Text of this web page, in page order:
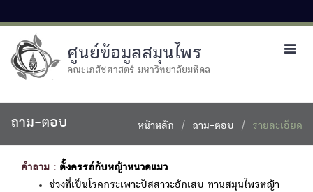
ศูนย์ข้อมูลสมุนไพร
คณะเภสัชศาสตร์ มหาวิทยาลัยมหิดล
ถาม-ตอบ หน้าหลัก ถาม-ตอบ รายละเอียด
คำถาม : ตั้งครรภ์กับหญ้าหนวดแมว
ช่วงที่เป็นโรคกระเพาะปัสสาวะอักเสบ ทานสมุนไพรหญ้า